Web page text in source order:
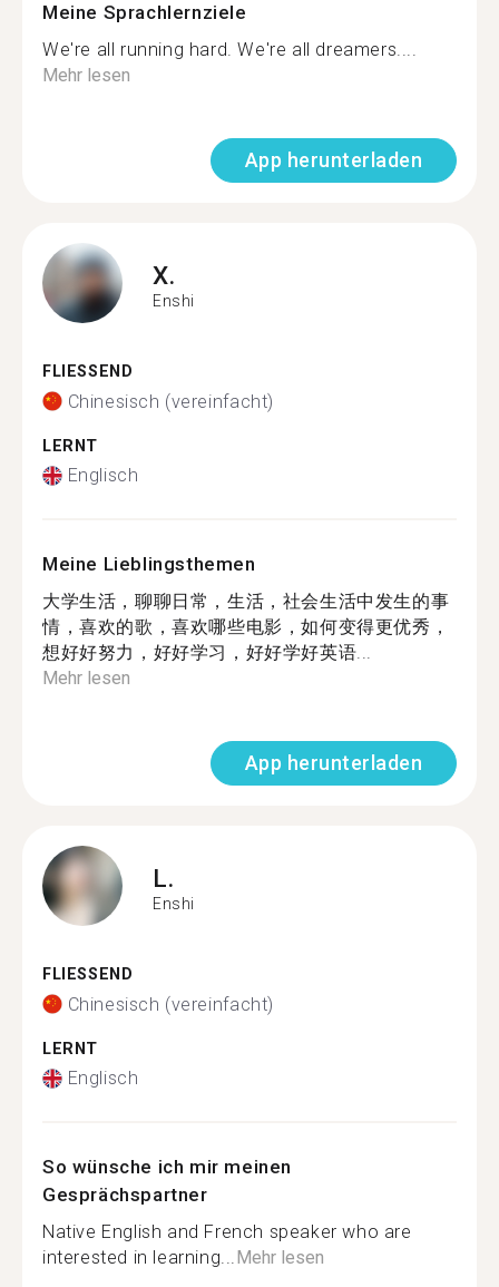
Meine Sprachlernziele
We're all running hard. We're all dreamers....
Mehr lesen
App herunterladen
X.
Enshi
FLIESSEND
Chinesisch (vereinfacht)
LERNT
Englisch
Meine Lieblingsthemen
大学生活，聊聊日常，生活，社会生活中发生的事
情，喜欢的歌，喜欢哪些电影，如何变得更优秀，
想好好努力，好好学习，好好学好英语...
Mehr lesen
App herunterladen
L.
Enshi
FLIESSEND
Chinesisch (vereinfacht)
LERNT
Englisch
So wünsche ich mir meinen
Gesprächspartner
Native English and French speaker who are
interested in learning...Mehr lesen